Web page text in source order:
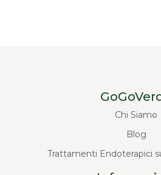
Chi Siamo
Blog
Trattamenti Endoterapici